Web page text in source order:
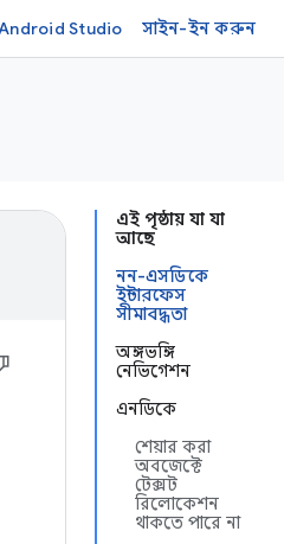
Studio সাইন-ইন করুন
এই পৃষ্ঠায় যা যা
আছে
নন-এসডিকে
ইন্টারফেস
সীমাবদ্ধতা
অঙ্গভঙ্গি
নেভিগেশন
এনডিকে
শেয়ার করা
অবজেক্টে
টেক্সট
রিলোকেশন
থাকতে পারে না